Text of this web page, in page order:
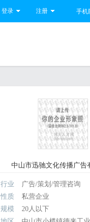
手机
注册
登录
中山市迅驰文化传播广告
行业
广告/策划/管理咨询
性质
私营企业
规模
20人以下